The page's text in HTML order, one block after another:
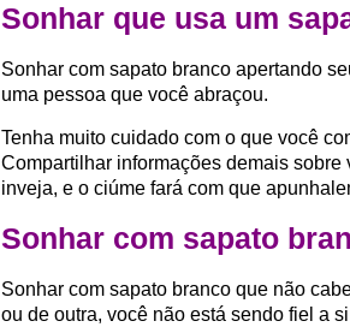
Sonhar que usa um
Sonhar com sapato branco apertando
uma pessoa que você abraçou.
Tenha muito cuidado com o que você
Compartilhar informações demais
inveja, e o ciúme fará com que
Sonhar com sapato
Sonhar com sapato branco que não
ou de outra, você não está sendo fiel a